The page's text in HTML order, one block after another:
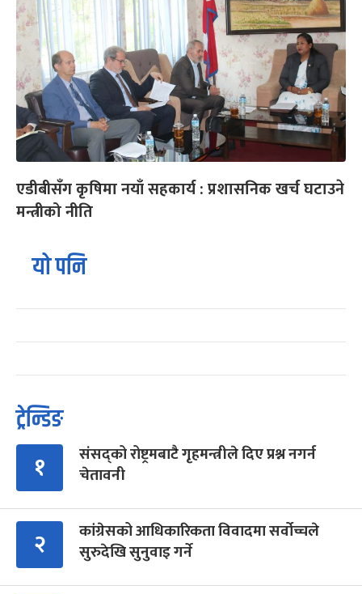
एडीबीसँग कृषिमा नयाँ सहकार्य : प्रशासनिक खर्च घटाउने
मन्त्रीको नीति
यो पनि
ट्रेन्डिङ
१
संसद्को रोष्ट्रमबाटै गृहमन्त्रीले दिए प्रश्न नगर्न
चेतावनी
२
कांग्रेसको आधिकारिकता विवादमा सर्वोच्चले
सुरुदेखि सुनुवाइ गर्ने